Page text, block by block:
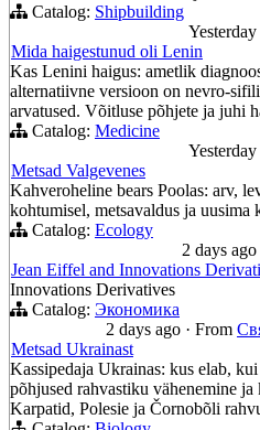
Catalog: Shipbuilding
Yesterday
Mida haigestunud oli Lenin
Kas Lenini haigus: ametlik
alternatiivne versioon on nevro-
arvatused. Võitluse põhjete ja juhi
Catalog: Medicine
Yesterday
Metsad Valgevenes
Kahveroheline bears Poolas: arv,
kohtumisel, metsavaldus ja uusima
Catalog: Ecology
2 days ago
Jean Eiffel and Innovations
Innovations Derivatives
Catalog: Экономика
2 days ago · From
Metsad Ukrainast
Kassipedaja Ukrainas: kus elab,
põhjused rahvastiku vähenemine ja
Karpatid, Polesie ja Čornobõli